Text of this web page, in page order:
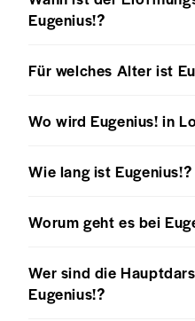
Eugenius!?
Für welches Alter ist
Wo wird Eugenius! in
Wie lang ist Eugenius!?
Worum geht es bei
Wer sind die
Eugenius!?